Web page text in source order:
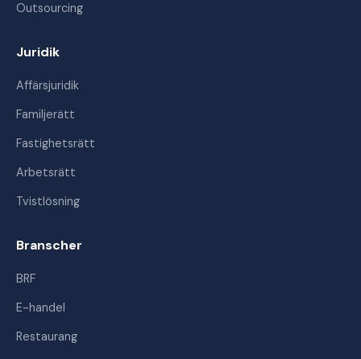
Outsourcing
Juridik
Affärsjuridik
Familjerätt
Fastighetsrätt
Arbetsrätt
Tvistlösning
Branscher
BRF
E-handel
Restaurang